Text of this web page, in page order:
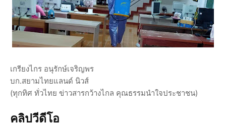
เกรียงไกร อนุรักษ์เจริญพร
บก.สยามไทยแลนด์ นิวส์
(ทุกทิศ ทั่วไทย ข่าวสารกว้างไกล คุณธรรมนำใจประชาชน)
คลิปวีดีโอ